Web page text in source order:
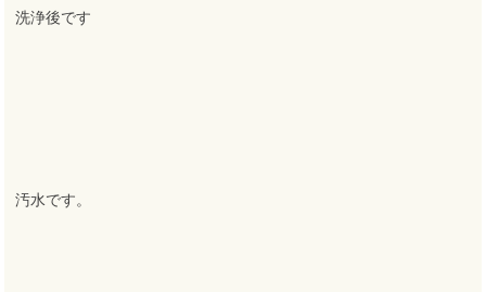
洗浄後です
汚水です。